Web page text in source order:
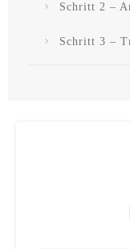
Schritt 2 –
Schritt 3 –